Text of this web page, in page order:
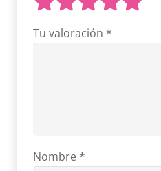
Tu valoración *
Nombre *